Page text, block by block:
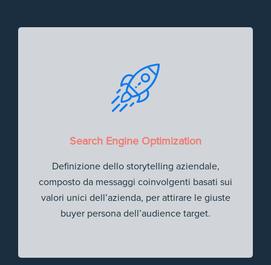
Search Engine Optimization
Definizione dello storytelling aziendale,
composto da messaggi coinvolgenti basati sui
valori unici dell’azienda, per attirare le giuste
buyer persona dell’audience target.